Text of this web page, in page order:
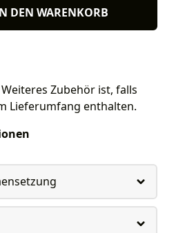
DEN WARENKORB
Zubehör ist, falls
Lieferumfang enthalten.